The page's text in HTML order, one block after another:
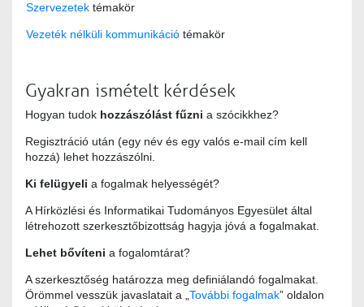
Szervezetek témakör
Vezeték nélküli kommunikáció témakör
Gyakran ismételt kérdések
Hogyan tudok hozzászólást fűzni a szócikkhez?
Regisztráció után (egy név és egy valós e-mail cím kell
hozzá) lehet hozzászólni.
Ki felügyeli a fogalmak helyességét?
A Hírközlési és Informatikai Tudományos Egyesület által
létrehozott szerkesztőbizottság hagyja jóvá a fogalmakat.
Lehet bővíteni a fogalomtárat?
A szerkesztőség határozza meg definiálandó fogalmakat.
Örömmel vesszük javaslatait a „ További fogalmak” oldalon